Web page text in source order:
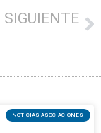
SIGUIENTE
NOTICIAS ASOCIACIONES